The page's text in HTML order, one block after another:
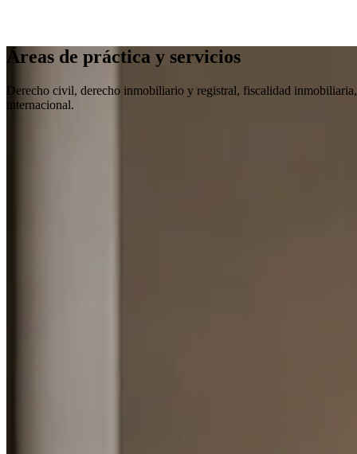
Áreas de práctica y servicios
Derecho civil, derecho inmobiliario y registral, fiscalidad
internacional.